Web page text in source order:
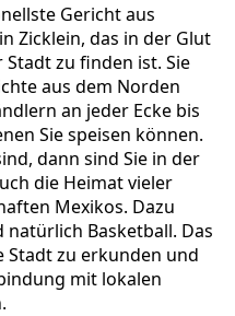
Gericht aus
Zicklein, das in der Glut
zu finden ist. Sie
aus dem Norden
an jeder Ecke bis
Sie speisen können.
dann sind Sie in der
die Heimat vieler
Mexikos. Dazu
natürlich Basketball. Das
zu erkunden und
mit lokalen